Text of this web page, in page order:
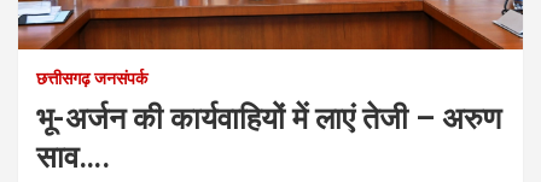
छत्तीसगढ़ जनसंपर्क
भू-अर्जन की कार्यवाहियों में लाएं तेजी – अरुण
साव….